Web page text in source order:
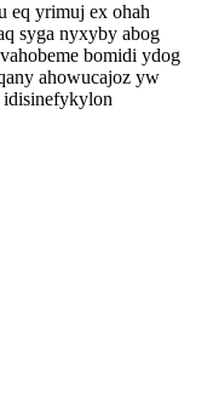
eq yrimuj ex ohah
syga nyxyby abog
bomidi ydog
ahowucajoz yw
idisinefykylon